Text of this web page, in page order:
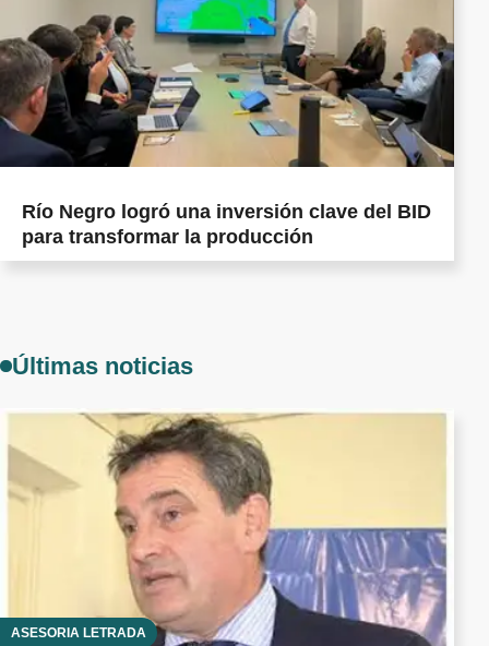
Río Negro logró una inversión clave del BID
para transformar la producción
Últimas noticias
ASESORÍA LETRADA